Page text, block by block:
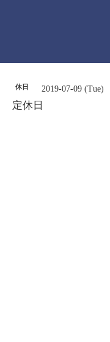
休日 2019-07-09 (Tue)
定休日